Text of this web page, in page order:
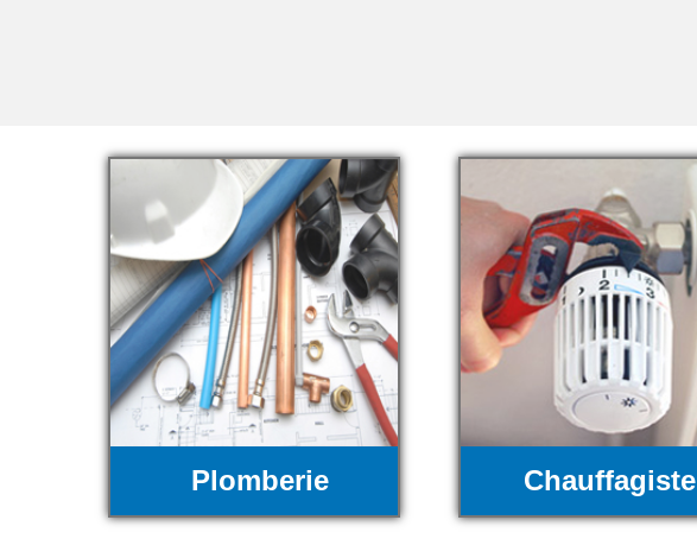
Plomberie Chauffagiste